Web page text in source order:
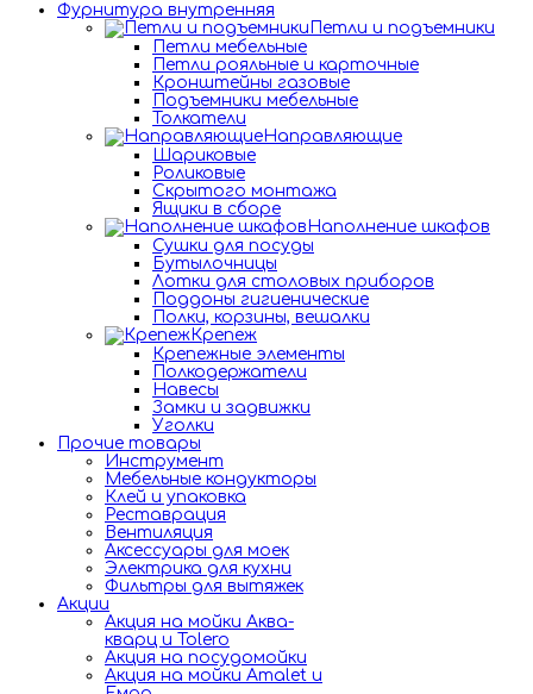
Фурнитура внутренняя
Петли и подъемники
Петли мебельные
Петли рояльные и карточные
Кронштейны газовые
Подъемники мебельные
Толкатели
Направляющие
Шариковые
Роликовые
Скрытого монтажа
Ящики в сборе
Наполнение шкафов
Сушки для посуды
Бутылочницы
Лотки для столовых приборов
Поддоны гигиенические
Полки, корзины, вешалки
Крепеж
Крепежные элементы
Полкодержатели
Навесы
Замки и задвижки
Уголки
Прочие товары
Инструмент
Мебельные кондукторы
Клей и упаковка
Реставрация
Вентиляция
Аксессуары для моек
Электрика для кухни
Фильтры для вытяжек
Акции
Акция на мойки Аква-
кварц и Tolero
Акция на посудомойки
Акция на мойки Amalet и